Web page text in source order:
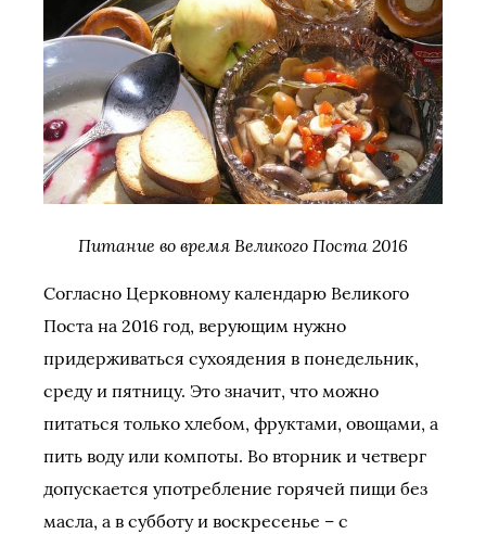
Питание во время Великого Поста 2016
Согласно Церковному календарю Великого
Поста на 2016 год, верующим нужно
придерживаться сухоядения в понедельник,
среду и пятницу. Это значит, что можно
питаться только хлебом, фруктами, овощами, а
пить воду или компоты. Во вторник и четверг
допускается употребление горячей пищи без
масла, а в субботу и воскресенье – с